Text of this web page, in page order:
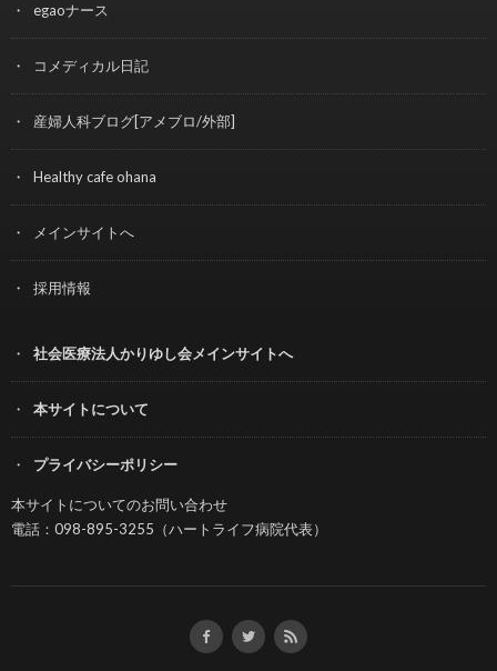
egaoナース
コメディカル日記
産婦人科ブログ[アメブロ/外部]
Healthy cafe ohana
メインサイトへ
採用情報
社会医療法人かりゆし会メインサイトへ
本サイトについて
プライバシーポリシー
本サイトについてのお問い合わせ
電話：098-895-3255（ハートライフ病院代表）